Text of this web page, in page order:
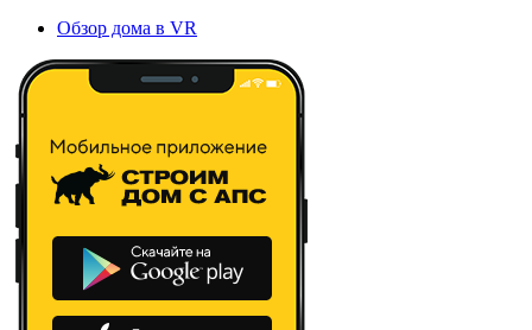
Обзор дома в VR